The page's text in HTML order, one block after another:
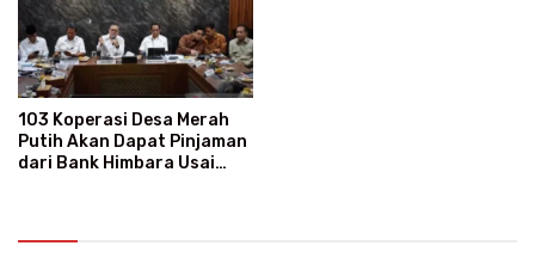
103 Koperasi Desa Merah
Putih Akan Dapat Pinjaman
dari Bank Himbara Usai